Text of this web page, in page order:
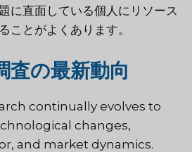
に直面している個人にリソース
ことがよくあります。
査の最新動向
continually evolves to
changes,
and market dynamics.